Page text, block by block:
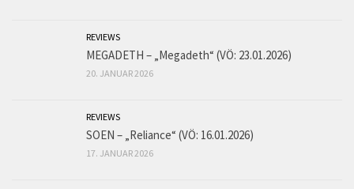
REVIEWS
MEGADETH – „Megadeth“ (VÖ: 23.01.2026)
20. JANUAR 2026
REVIEWS
SOEN – „Reliance“ (VÖ: 16.01.2026)
17. JANUAR 2026